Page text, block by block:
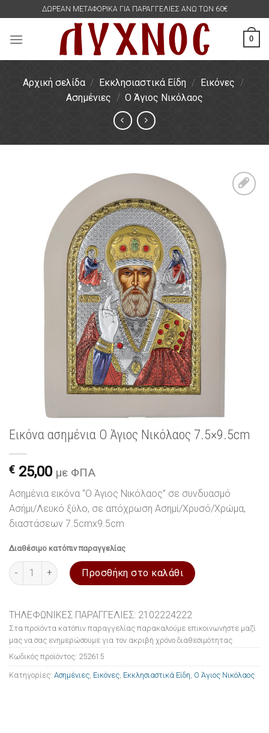
content
ΔΩΡΕΑΝ ΜΕΤΑΦΟΡΙΚΑ ΓΙΑ ΠΑΡΑΓΓΕΛΙΕΣ ΑΝΩ ΤΩΝ 60€
0
Αρχική σελίδα / Εκκλησιαστικά Είδη / Εικόνες /
Ασημένιες / Ο Άγιος Νικόλαος
επιθυμιών
Εικόνα ασημένια Ο Άγιος Νικόλαος 7.5×9.5cm
€ 25,00 με ΦΠΑ
Ασημένια εικόνα “Ο Άγιος Νικόλαος” σε συνδυασμό
Ασήμι/Λευκό ξύλο, σε απόχρωση Ασημί/Χρυσό/Χρώμα,
διαστάσεων 7.5cmx9.5cm
Διαθέσιμο κατόπιν παραγγελίας
Εικόνα ασημένια Ο Άγιος Νικόλαος 7.5x9.5cm ποσότητα
Προσθήκη στο καλάθι
ΤΗΛΕΦΩΝΙΚΕΣ ΠΑΡΑΓΓΕΛΙΕΣ: 2102224222
Στα προϊόντα κατόπιν παραγγελίας παρακαλούμε επικοινωνήστε μαζί
μας να σας ενημερώσουμε για τον ακριβή χρόνο διαθεσιμότητας.
Κωδικός προϊόντος: 252615
Κατηγορίες: Ασημένιες Εικόνες Εκκλησιαστικά Είδη Ο Άγιος Νικόλαος